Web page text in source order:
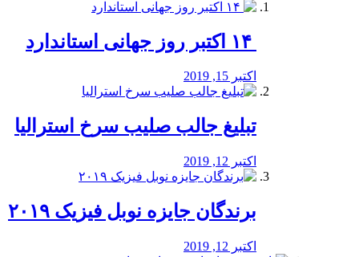
اکتبر 15, 2019
تبلیغ جالب صلیب سرخ استرالیا
اکتبر 12, 2019
برندگان جایزه نوبل فیزیک ۲۰۱۹
اکتبر 12, 2019